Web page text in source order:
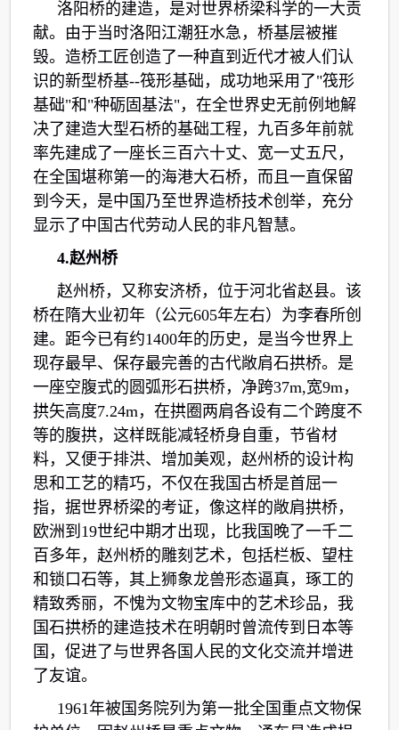
洛阳桥的建造，是对世界桥梁科学的一大贡
献。由于当时洛阳江潮狂水急，桥基层被摧
毁。造桥工匠创造了一种直到近代才被人们认
识的新型桥基--筏形基础，成功地采用了"筏形
基础"和"种砺固基法"，在全世界史无前例地解
决了建造大型石桥的基础工程，九百多年前就
率先建成了一座长三百六十丈、宽一丈五尺，
在全国堪称第一的海港大石桥，而且一直保留
到今天，是中国乃至世界造桥技术创举，充分
显示了中国古代劳动人民的非凡智慧。
4.赵州桥
赵州桥，又称安济桥，位于河北省赵县。该
桥在隋大业初年（公元605年左右）为李春所创
建。距今已有约1400年的历史，是当今世界上
现存最早、保存最完善的古代敞肩石拱桥。是
一座空腹式的圆弧形石拱桥，净跨37m,宽9m，
拱矢高度7.24m，在拱圈两肩各设有二个跨度不
等的腹拱，这样既能减轻桥身自重，节省材
料，又便于排洪、增加美观，赵州桥的设计构
思和工艺的精巧，不仅在我国古桥是首屈一
指，据世界桥梁的考证，像这样的敞肩拱桥，
欧洲到19世纪中期才出现，比我国晚了一千二
百多年，赵州桥的雕刻艺术，包括栏板、望柱
和锁口石等，其上狮象龙兽形态逼真，琢工的
精致秀丽，不愧为文物宝库中的艺术珍品，我
国石拱桥的建造技术在明朝时曾流传到日本等
国，促进了与世界各国人民的文化交流并增进
了友谊。
1961年被国务院列为第一批全国重点文物保